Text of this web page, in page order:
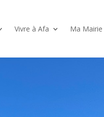
Vivre à Afa Ma Mairie